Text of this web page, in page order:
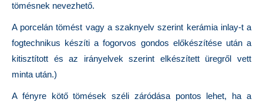
tömésnek nevezhető.
A porcelán tömést vagy a szaknyelv szerint kerámia inlay-t a
fogtechnikus készíti a fogorvos gondos előkészítése után a
kitisztított és az irányelvek szerint elkészített üregről vett
minta után.)
A fényre kötő tömések széli záródása pontos lehet, ha a